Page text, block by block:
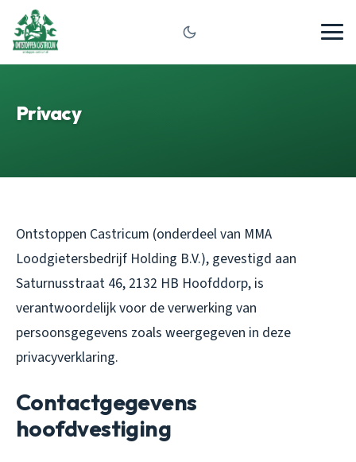
Privacy
Ontstoppen Castricum (onderdeel van MMA
Loodgietersbedrijf Holding B.V.), gevestigd aan
Saturnusstraat 46, 2132 HB Hoofddorp, is
verantwoordelijk voor de verwerking van
persoonsgegevens zoals weergegeven in deze
privacyverklaring.
Contactgegevens
hoofdvestiging